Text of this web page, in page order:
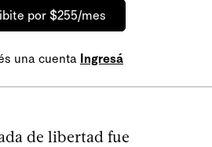
por $255/mes
una cuenta Ingresá
de libertad fue